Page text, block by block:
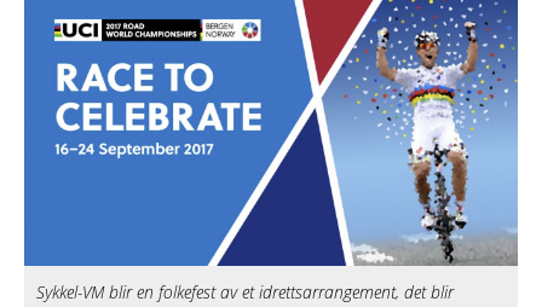
Sykkel-VM blir en folkefest av et idrettsarrangement, det blir